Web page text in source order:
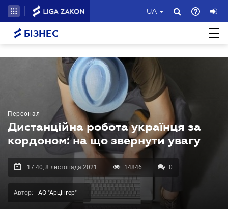
UA
БІЗНЕС
Персонал
Дистанційна робота українця за
кордоном: на що звернути увагу
17.40, 8 листопада 2021 14846 0
Автор: АО "Арцінгер"